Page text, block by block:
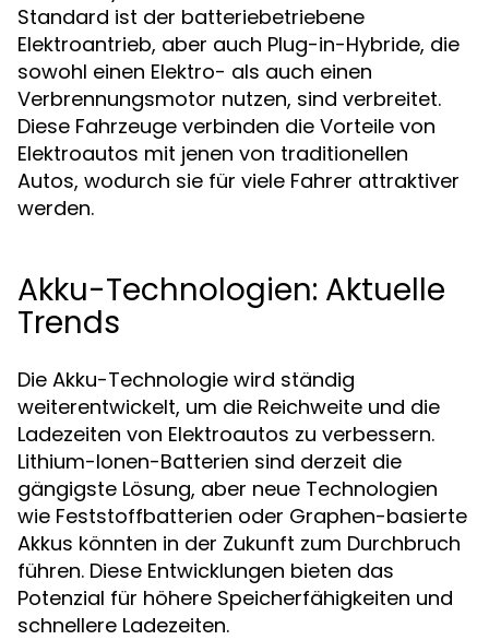
Standard ist der batteriebetriebene
Elektroantrieb, aber auch Plug-in-Hybride, die
sowohl einen Elektro- als auch einen
Verbrennungsmotor nutzen, sind verbreitet.
Diese Fahrzeuge verbinden die Vorteile von
Elektroautos mit jenen von traditionellen
Autos, wodurch sie für viele Fahrer attraktiver
werden.
Akku-Technologien: Aktuelle
Trends
Die Akku-Technologie wird ständig
weiterentwickelt, um die Reichweite und die
Ladezeiten von Elektroautos zu verbessern.
Lithium-Ionen-Batterien sind derzeit die
gängigste Lösung, aber neue Technologien
wie Feststoffbatterien oder Graphen-basierte
Akkus könnten in der Zukunft zum Durchbruch
führen. Diese Entwicklungen bieten das
Potenzial für höhere Speicherfähigkeiten und
schnellere Ladezeiten.